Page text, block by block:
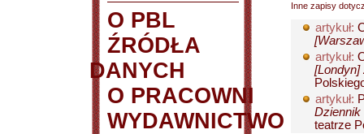
O PBL
ŹRÓDŁA
DANYCH
O PRACOWNI
WYDAWNICTWO
Inne zapisy
artykuł:
artykuł:
[Londyn]
artykuł:
Dziennik
teatrze